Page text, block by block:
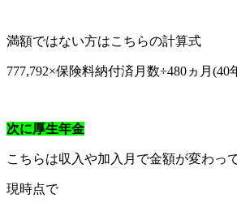
満額ではない方はこちらの計算式
777,792×保険料納付済月数÷480ヵ月(40
次に厚生年金
こちらは収入や加入月で金額が変わっ
現時点で